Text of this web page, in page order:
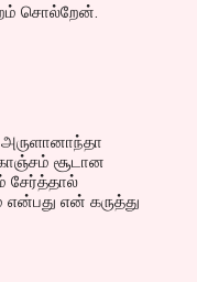
சொல்றேன்.
சூடான
சேர்த்தால்
என்பது என் கருத்து